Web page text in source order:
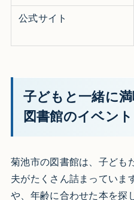
公式サイト
子どもと一緒に
図書館のイベン
菊池市の図書館は、子ども
夫がたくさん詰まっていま
や、年齢に合わせた本を探